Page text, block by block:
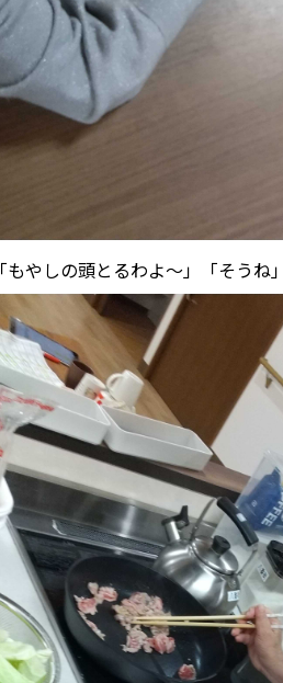
「もやしの頭とるわよ～」「そう